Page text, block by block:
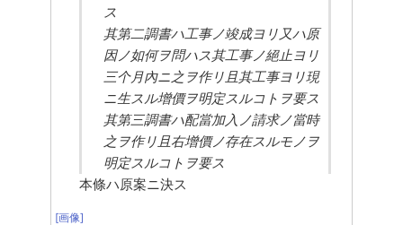
ス
其第二調書ハ工事ノ竣成ヨリ又ハ原
因ノ如何ヲ問ハス其工事ノ絕止ヨリ
三个月內ニ之ヲ作リ且其工事ヨリ現
ニ生スル增價ヲ明定スルコトヲ要ス
其第三調書ハ配當加入ノ請求ノ當時
之ヲ作リ且右增價ノ存在スルモノヲ
明定スルコトヲ要ス
本條ハ原案ニ決ス
[画像]